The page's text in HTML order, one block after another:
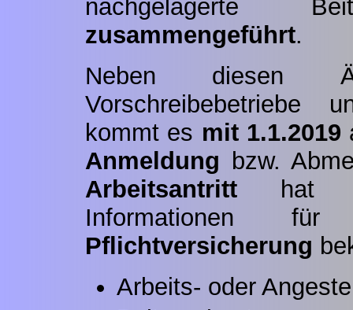
nachgelagerte
zusammengeführt.
Neben diesen
Vorschreibebetriebe
kommt es mit 1.1.2019
Anmeldung bzw.
Arbeitsantritt hat
Informationen
Pflichtversicherung
Arbeits- oder